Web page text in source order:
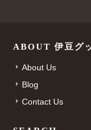
ABOUT 伊豆グ
About Us
Blog
Contact Us